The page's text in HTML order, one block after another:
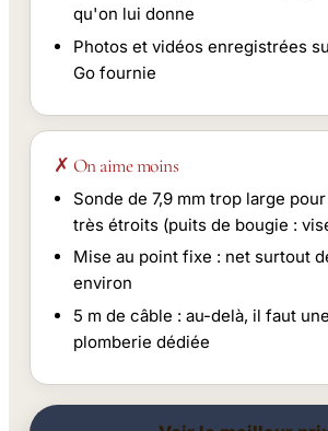
qu'on lui donne
Photos et vidéos enregistrées
Go fournie
✗ On aime moins
Sonde de 7,9 mm trop large
très étroits (puits de bougie :
Mise au point fixe : net surtout
environ
5 m de câble : au-delà, il faut
plomberie dédiée